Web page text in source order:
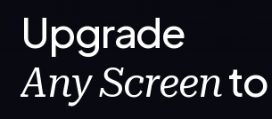
Upgrade
Any Screento